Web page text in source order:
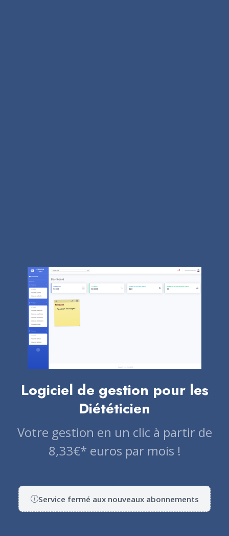
Logiciel de gestion pour les
Diététicien
Votre gestion en un clic à partir de
8,33€* euros par mois !
Service fermé aux nouveaux abonnements